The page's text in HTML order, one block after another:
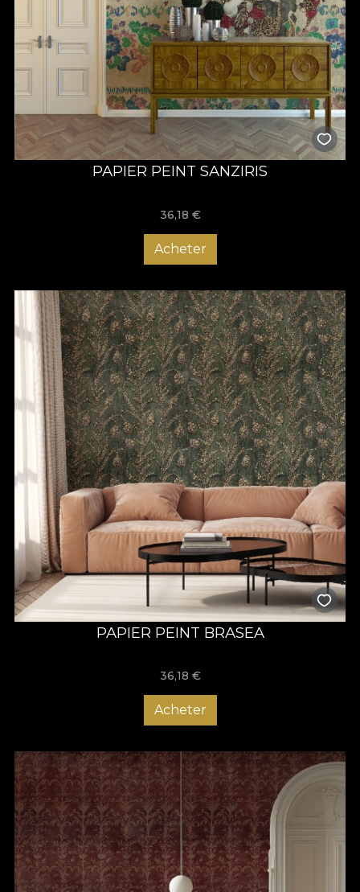
PAPIER PEINT SANZIRIS
36,18 €
Acheter
PAPIER PEINT BRASEA
36,18 €
Acheter